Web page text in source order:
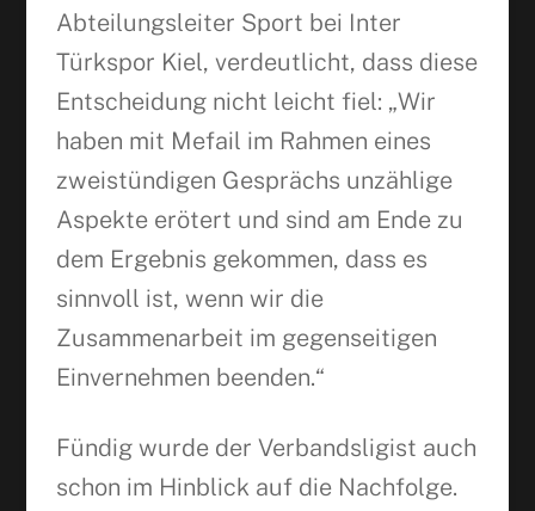
Abteilungsleiter Sport bei Inter
Türkspor Kiel, verdeutlicht, dass diese
Entscheidung nicht leicht fiel: „Wir
haben mit Mefail im Rahmen eines
zweistündigen Gesprächs unzählige
Aspekte erötert und sind am Ende zu
dem Ergebnis gekommen, dass es
sinnvoll ist, wenn wir die
Zusammenarbeit im gegenseitigen
Einvernehmen beenden.“
Fündig wurde der Verbandsligist auch
schon im Hinblick auf die Nachfolge.